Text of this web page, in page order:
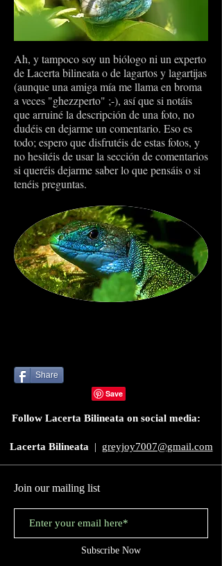
Ah, y tampoco soy un biólogo ni un experto
de Lacerta bilineata o de lagartos y lagartijas
(aunque una amiga mía me llama en broma
a veces "ghezzperto" ;-), así que si notáis
que arruiné la descripción de una foto, no
dudéis en dejarme un comentario. Eso es
todo; espero que disfrutéis de estas fotos, y
no hesitéis de usar la sección de comentarios
si queréis dejarme saber lo que pensáis o si
tenéis preguntas.
Share
Follow Lacerta Bilineata on social media:
Lacerta Bilineata | greyjoy7007@gmail.com
Join our mailing list
Subscribe Now